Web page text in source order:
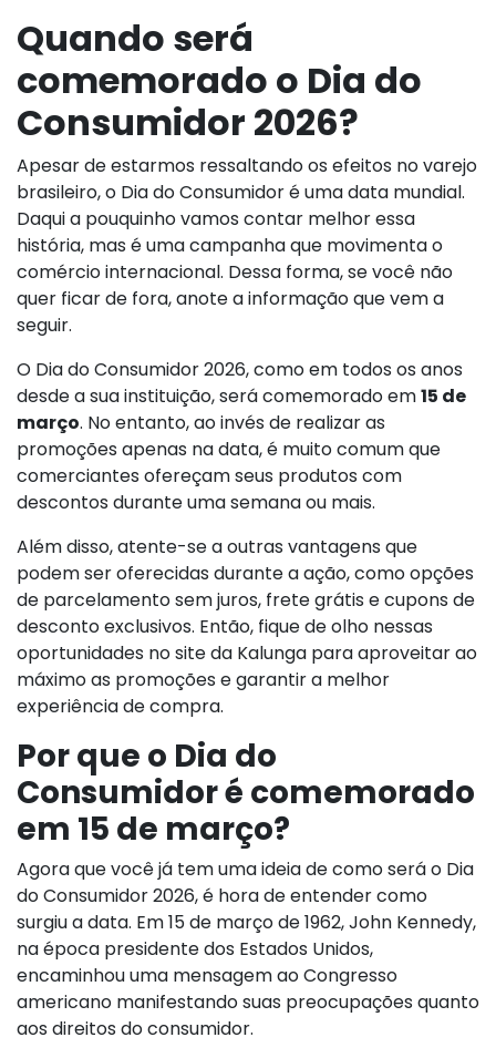
Quando será
comemorado o Dia do
Consumidor 2026?
Apesar de estarmos ressaltando os efeitos no varejo
brasileiro, o Dia do Consumidor é uma data mundial.
Daqui a pouquinho vamos contar melhor essa
história, mas é uma campanha que movimenta o
comércio internacional. Dessa forma, se você não
quer ficar de fora, anote a informação que vem a
seguir.
O Dia do Consumidor 2026, como em todos os anos
desde a sua instituição, será comemorado em15 de
março. No entanto, ao invés de realizar as
promoções apenas na data, é muito comum que
comerciantes ofereçam seus produtos com
descontos durante uma semana ou mais.
Além disso, atente-se a outras vantagens que
podem ser oferecidas durante a ação, como opções
de parcelamento sem juros, frete grátis e cupons de
desconto exclusivos. Então, fique de olho nessas
oportunidades no site da Kalunga para aproveitar ao
máximo as promoções e garantir a melhor
experiência de compra.
Por que o Dia do
Consumidor é comemorado
em 15 de março?
Agora que você já tem uma ideia de como será o Dia
do Consumidor 2026, é hora de entender como
surgiu a data. Em 15 de março de 1962, John Kennedy,
na época presidente dos Estados Unidos,
encaminhou uma mensagem ao Congresso
americano manifestando suas preocupações quanto
aos direitos do consumidor.